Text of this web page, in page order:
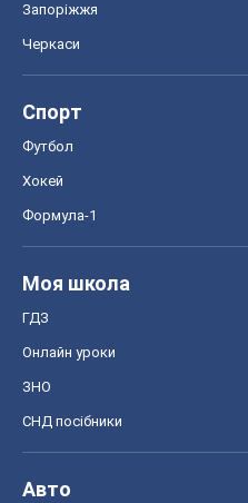
Запоріжжя
Черкаси
Спорт
Футбол
Хокей
Формула-1
Моя школа
ГДЗ
Онлайн уроки
ЗНО
СНД посібники
Авто